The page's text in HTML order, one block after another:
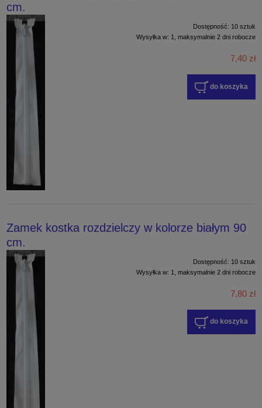
cm.
Dostępność: 10 sztuk
Wysyłka w: 1, maksymalnie 2 dni robocze
7,40 zł
do koszyka
Zamek kostka rozdzielczy w kolorze białym 90
cm.
Dostępność: 10 sztuk
Wysyłka w: 1, maksymalnie 2 dni robocze
7,80 zł
do koszyka